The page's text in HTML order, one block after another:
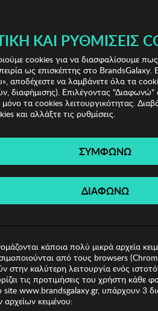
& IRIS!
ΚΑΙ ΡΥΘΜΊΣΕΙΣ
cookies για να διασφαλίσουμε
ως επισκέπτης στο BrandsGalaxy.
αποδέχεστε να λαμβάνετε όλα τα
διαφήμισης). Επιλέγοντας "Διαφωνώ"
τα cookies λειτουργικότητας.
και αλλάξτε τις ρυθμίσεις.
ΣΥΜΦΩΝΩ
ΔΙΑΦΩΝΩ
κάποια πολύ μικρά αρχεία
από τους browsers
στην καλύτερη λειτουργία ενός
τις προτιμήσεις του χρήστη κάθε
site www.brandsgalaxy.gr, υπάρχουν 3
κειμένου: